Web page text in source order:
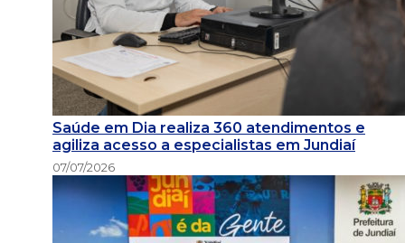
Saúde em Dia realiza 360 atendimentos e
agiliza acesso a especialistas em Jundiaí
07/07/2026